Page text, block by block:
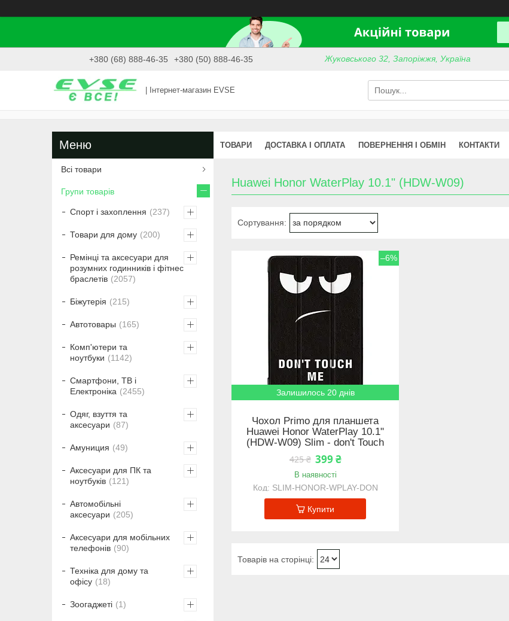
+380 (68) 888-46-35 +380 (50) 888-46-35 Жуковського 32, Запоріжжя, Україна
| Інтернет-магазин EVSE
ТОВАРИ ДОСТАВКА І ОПЛАТА ПОВЕРНЕННЯ І ОБМІН КОНТАКТИ
Huawei Honor WaterPlay 10.1" (HDW-W09)
–6%
Залишилось 20 днів
Чохол Primo для планшета
Huawei Honor WaterPlay 10.1"
(HDW-W09) Slim - don't Touch
425 ₴ 399 ₴
В наявності
SLIM-HONOR-WPLAY-DON
Купити
Всі товари
Групи товарів
Спорт і захоплення 237
Товари для дому 200
Ремінці та аксесуари для
розумних годинників і фітнес
браслетів
2057
Біжутерія 215
Автотовары 165
Комп'ютери та
ноутбуки
1142
Смартфони, ТВ і
Електроніка
2455
Одяг, взуття та
аксесуари
87
Амуниция 49
Аксесуари для ПК та
ноутбуків
121
Автомобільні
аксесуари
205
Аксесуари для мобільних
телефонів
90
Техніка для дому та
офісу
18
Зоогаджеті 1